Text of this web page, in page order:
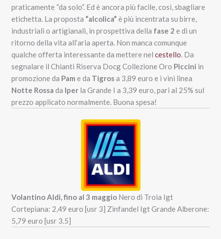
praticamente “da solo”. Ed è ancora più facile, così, sbagliare
etichetta. La proposta “alcolica”è più incentrata su birre,
industriali o artigianali, in prospettiva della fase 2 e di un
ritorno della vita all’aria aperta. Non manca comunque
qualche offerta interessante da mettere nelcestello. Da
segnalare il Chianti Riserva Docg Collezione Oro Piccini in
promozione da Pame da Tigrosa 3,89 euro e i vini linea
Notte Rossa da Iper la Grande I a 3,39 euro, pari al 25% sul
prezzo applicato normalmente. Buona spesa!
Volantino Aldi, fino al 3 maggio Nero di Troia Igt
Cortepiana: 2,49 euro [usr 3] Zinfandel Igt Grande Alberone:
5,79 euro [usr 3.5]